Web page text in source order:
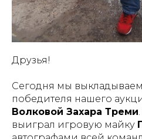
Друзья!
Сегодня мы
победителя нашего
Волковой Захара Треми
выиграл игровую майку